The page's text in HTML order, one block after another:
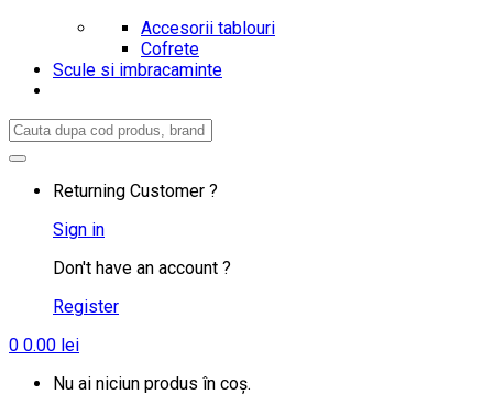
Accesorii tablouri
Cofrete
Scule si imbracaminte
Search
Returning Customer ?
Sign in
Don't have an account ?
Register
0 0.00 lei
Nu ai niciun produs în coș.